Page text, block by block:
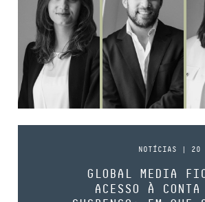
NOTÍCIAS | 20
GLOBAL MEDIA
ACESSO À